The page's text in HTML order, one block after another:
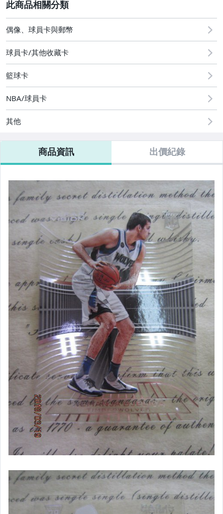
偶像、球員卡與郵幣
偶像、球員卡與郵幣
球員卡/其他收藏卡
籃球卡
NBA/球員卡
其他
商品資訊 出價紀錄